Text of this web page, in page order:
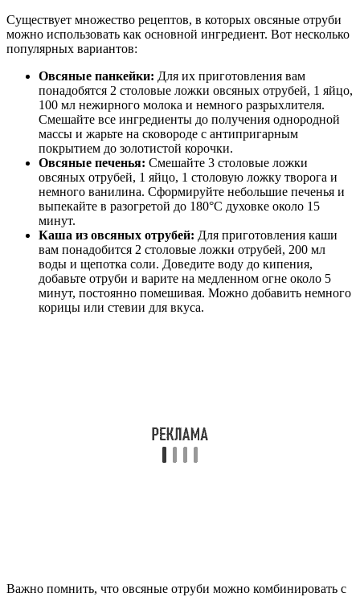
Существует множество рецептов, в которых овсяные отруби
можно использовать как основной ингредиент. Вот несколько
популярных вариантов:
Овсяные панкейки: Для их приготовления вам
понадобятся 2 столовые ложки овсяных отрубей, 1 яйцо,
100 мл нежирного молока и немного разрыхлителя.
Смешайте все ингредиенты до получения однородной
массы и жарьте на сковороде с антипригарным
покрытием до золотистой корочки.
Овсяные печенья: Смешайте 3 столовые ложки
овсяных отрубей, 1 яйцо, 1 столовую ложку творога и
немного ванилина. Сформируйте небольшие печенья и
выпекайте в разогретой до 180°C духовке около 15
минут.
Каша из овсяных отрубей: Для приготовления каши
вам понадобится 2 столовые ложки отрубей, 200 мл
воды и щепотка соли. Доведите воду до кипения,
добавьте отруби и варите на медленном огне около 5
минут, постоянно помешивая. Можно добавить немного
корицы или стевии для вкуса.
Важно помнить, что овсяные отруби можно комбинировать с